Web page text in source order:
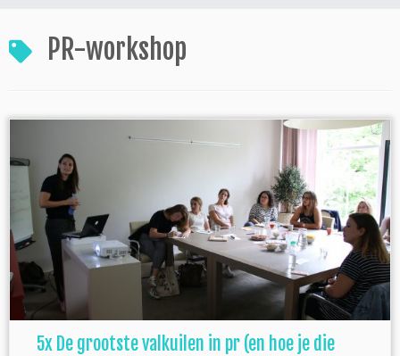
PR-workshop
5x De grootste valkuilen in pr (en hoe je die